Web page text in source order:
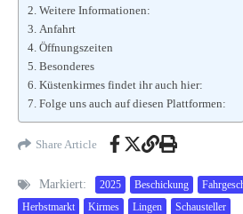
Weitere Informationen:
Anfahrt
Öffnungszeiten
Besonderes
Küstenkirmes findet ihr auch hier:
Folge uns auch auf diesen Plattformen:
Share Article
Markiert: 2025 Beschickung
Herbstmarkt
Kirmes Lingen Schausteller